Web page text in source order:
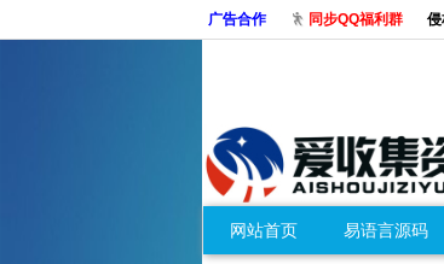
广告合作 同步QQ福利群
网站首页 易语言源码